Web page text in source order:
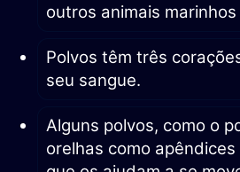
outros animais
Polvos têm três
seu sangue.
Alguns polvos, como o
orelhas como